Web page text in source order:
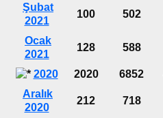
Şubat
2021
100 502
Ocak
2021
128 588
2020 2020 6852
Aralık
2020
212 718